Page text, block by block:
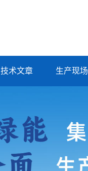
技术文章 生产现场